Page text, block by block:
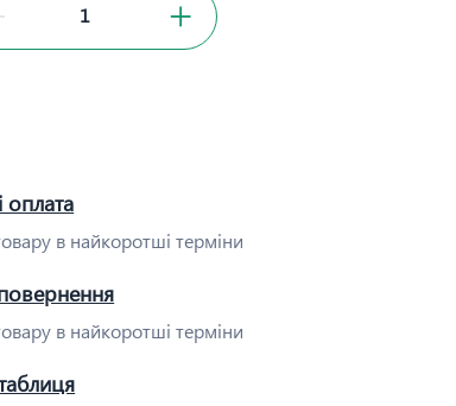
оплата
в найкоротші терміни
повернення
в найкоротші терміни